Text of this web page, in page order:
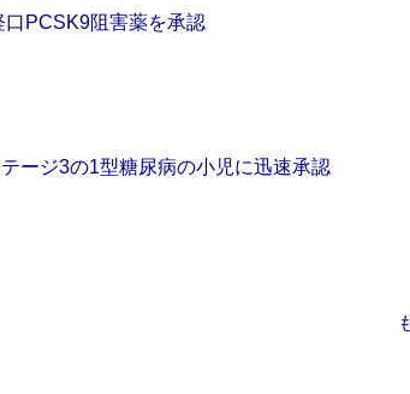
PCSK9阻害薬を承認
ージ3の1型糖尿病の小児に迅速承認